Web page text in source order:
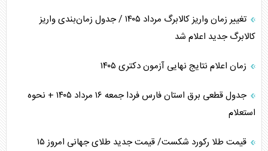
تغییر زمان واریز کالابرگ مرداد ۱۴۰۵ / جدول زمان‌بندی واریز
کالابرگ جدید اعلام شد
زمان اعلام نتایج نهایی آزمون دکتری ۱۴۰۵
جدول قطعی برق استان فارس فردا جمعه ۱۶ مرداد ۱۴۰۵ + نحوه
استعلام
قیمت طلا رکورد شکست/ قیمت جدید طلای جهانی امروز ۱۵